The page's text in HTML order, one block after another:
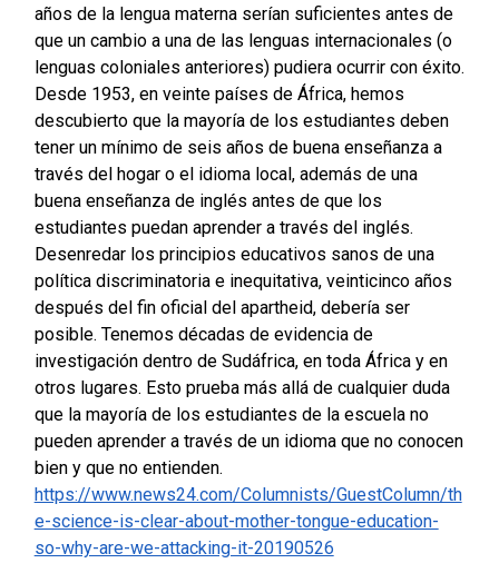
años de la lengua materna serían suficientes antes de
que un cambio a una de las lenguas internacionales (o
lenguas coloniales anteriores) pudiera ocurrir con éxito.
Desde 1953, en veinte países de África, hemos
descubierto que la mayoría de los estudiantes deben
tener un mínimo de seis años de buena enseñanza a
través del hogar o el idioma local, además de una
buena enseñanza de inglés antes de que los
estudiantes puedan aprender a través del inglés.
Desenredar los principios educativos sanos de una
política discriminatoria e inequitativa, veinticinco años
después del fin oficial del apartheid, debería ser
posible. Tenemos décadas de evidencia de
investigación dentro de Sudáfrica, en toda África y en
otros lugares. Esto prueba más allá de cualquier duda
que la mayoría de los estudiantes de la escuela no
pueden aprender a través de un idioma que no conocen
bien y que no entienden.
https://www.news24.com/Columnists/GuestColumn/th
e-science-is-clear-about-mother-tongue-education-
so-why-are-we-attacking-it-20190526